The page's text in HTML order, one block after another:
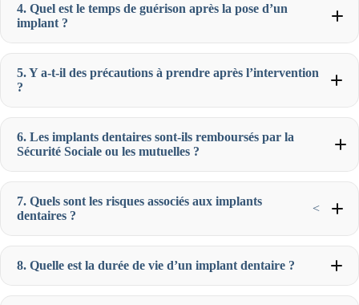
4. Quel est le temps de guérison après la pose d’un
implant ?
5. Y a-t-il des précautions à prendre après l’intervention
?
6. Les implants dentaires sont-ils remboursés par la
Sécurité Sociale ou les mutuelles ?
7. Quels sont les risques associés aux implants
dentaires ?
<
8. Quelle est la durée de vie d’un implant dentaire ?